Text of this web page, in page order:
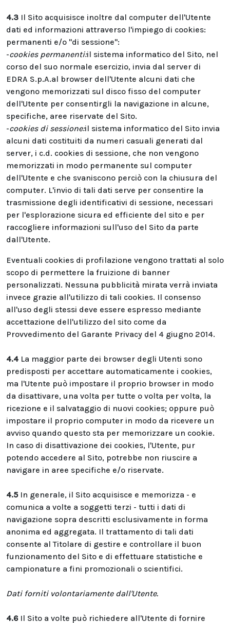
4.3 Il Sito acquisisce inoltre dal computer dell'Utente
dati ed informazioni attraverso l'impiego di cookies:
permanenti e/o "di sessione":
-cookies permanenti:il sistema informatico del Sito, nel
corso del suo normale esercizio, invia dal server di
EDRA S.p.A.al browser dell'Utente alcuni dati che
vengono memorizzati sul disco fisso del computer
dell'Utente per consentirgli la navigazione in alcune,
specifiche, aree riservate del Sito.
-cookies di sessione:il sistema informatico del Sito invia
alcuni dati costituiti da numeri casuali generati dal
server, i c.d. cookies di sessione, che non vengono
memorizzati in modo permanente sul computer
dell'Utente e che svaniscono perciò con la chiusura del
computer. L'invio di tali dati serve per consentire la
trasmissione degli identificativi di sessione, necessari
per l'esplorazione sicura ed efficiente del sito e per
raccogliere informazioni sull'uso del Sito da parte
dall'Utente.
Eventuali cookies di profilazione vengono trattati al solo
scopo di permettere la fruizione di banner
personalizzati. Nessuna pubblicità mirata verrà inviata
invece grazie all'utilizzo di tali cookies. Il consenso
all'uso degli stessi deve essere espresso mediante
accettazione dell'utilizzo del sito come da
Provvedimento del Garante Privacy del 4 giugno 2014.
4.4 La maggior parte dei browser degli Utenti sono
predisposti per accettare automaticamente i cookies,
ma l'Utente può impostare il proprio browser in modo
da disattivare, una volta per tutte o volta per volta, la
ricezione e il salvataggio di nuovi cookies; oppure può
impostare il proprio computer in modo da ricevere un
avviso quando questo sta per memorizzare un cookie.
In caso di disattivazione dei cookies, l'Utente, pur
potendo accedere al Sito, potrebbe non riuscire a
navigare in aree specifiche e/o riservate.
4.5 In generale, il Sito acquisisce e memorizza - e
comunica a volte a soggetti terzi - tutti i dati di
navigazione sopra descritti esclusivamente in forma
anonima ed aggregata. Il trattamento di tali dati
consente al Titolare di gestire e controllare il buon
funzionamento del Sito e di effettuare statistiche e
campionature a fini promozionali o scientifici.
Dati forniti volontariamente dall'Utente.
4.6 Il Sito a volte può richiedere all'Utente di fornire